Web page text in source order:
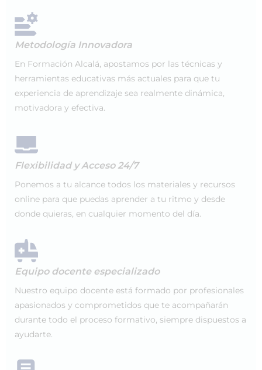
Metodología Innovadora
En Formación Alcalá, apostamos por las técnicas y
herramientas educativas más actuales para que tu
experiencia de aprendizaje sea realmente dinámica,
motivadora y efectiva.
Flexibilidad y Acceso 24/7
Ponemos a tu alcance todos los materiales y recursos
online para que puedas aprender a tu ritmo y desde
donde quieras, en cualquier momento del día.
Equipo docente especializado
Nuestro equipo docente está formado por profesionales
apasionados y comprometidos que te acompañarán
durante todo el proceso formativo, siempre dispuestos a
ayudarte.